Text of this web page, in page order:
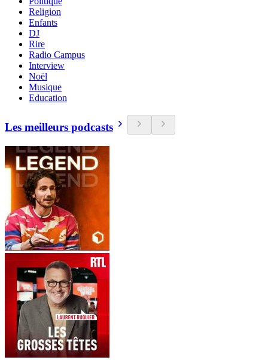
Religion
Enfants
DJ
Rire
Radio Campus
Interview
Noël
Musique
Education
Les meilleurs podcasts